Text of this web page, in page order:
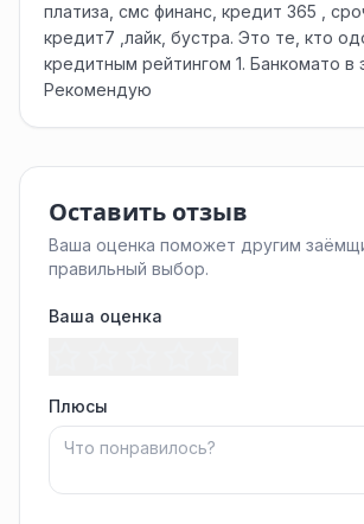
платиза, смс финанс, кредит 365 ,
кредит7 ,лайк, бустра. Это те, кто
кредитным рейтингом 1. Банкомато в
Рекомендую
Оставить отзыв
Ваша оценка поможет другим
правильный выбор.
Ваша оценка
Плюсы